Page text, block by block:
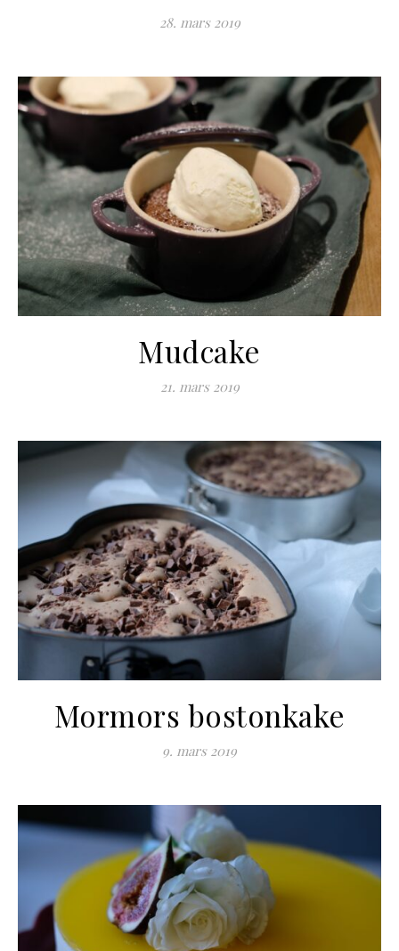
28. mars 2019
Mudcake
21. mars 2019
Mormors bostonkake
9. mars 2019